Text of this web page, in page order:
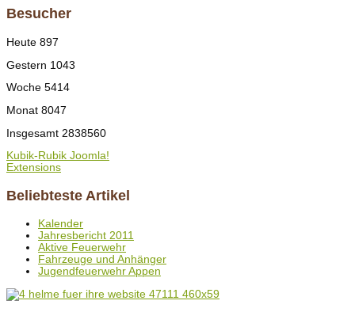
Besucher
Heute 897
Gestern 1043
Woche 5414
Monat 8047
Insgesamt 2838560
Kubik-Rubik Joomla!
Extensions
Beliebteste Artikel
Kalender
Jahresbericht 2011
Aktive Feuerwehr
Fahrzeuge und Anhänger
Jugendfeuerwehr Appen